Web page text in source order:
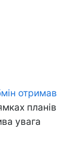
отримав
планів
увага